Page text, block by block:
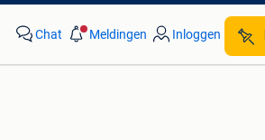
Chat Meldingen Inloggen